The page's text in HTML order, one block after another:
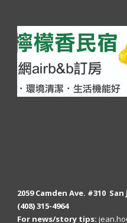
2059 Camden Ave. #310 San
(408) 315-4964
For news/story tips: